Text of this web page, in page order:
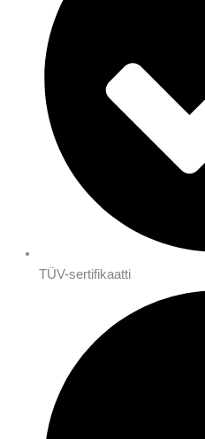
TÜV-sertifikaatti